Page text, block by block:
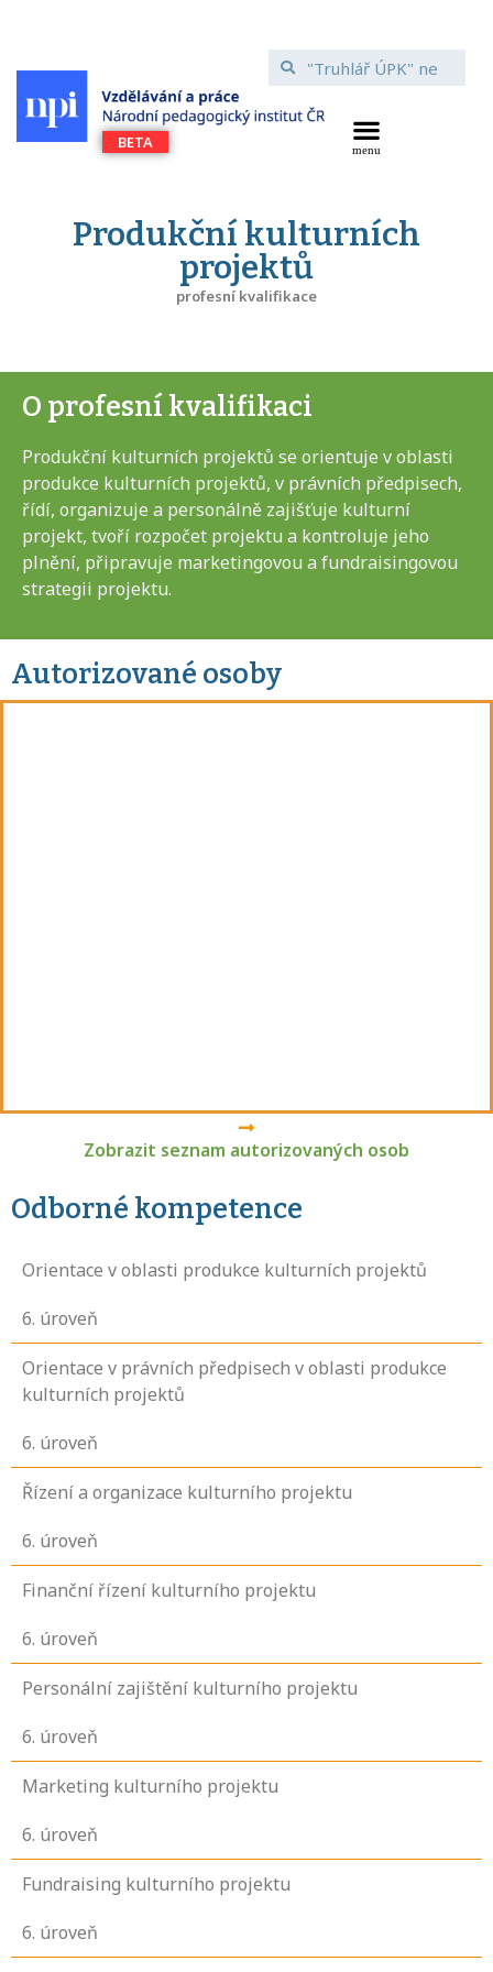
Produkční kulturních
projektů
profesní kvalifikace
O profesní kvalifikaci
Produkční kulturních projektů se orientuje v oblasti
produkce kulturních projektů, v právních předpisech,
řídí, organizuje a personálně zajišťuje kulturní
projekt, tvoří rozpočet projektu a kontroluje jeho
plnění, připravuje marketingovou a fundraisingovou
strategii projektu.
Autorizované osoby
Zobrazit seznam autorizovaných osob
Odborné kompetence
Orientace v oblasti produkce kulturních projektů
6. úroveň
Orientace v právních předpisech v oblasti produkce
kulturních projektů
6. úroveň
Řízení a organizace kulturního projektu
6. úroveň
Finanční řízení kulturního projektu
6. úroveň
Personální zajištění kulturního projektu
6. úroveň
Marketing kulturního projektu
6. úroveň
Fundraising kulturního projektu
6. úroveň